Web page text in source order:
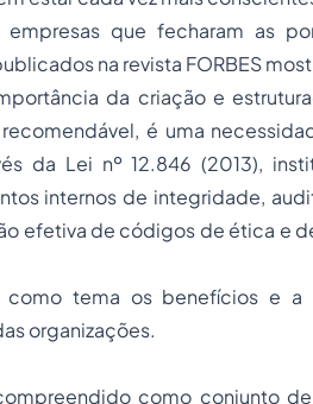
que fecharam as
na revista FORBES
da criação e
é uma
da Lei nº 12.846 (2013),
internos de integridade,
efetiva de códigos de ética e
tema os benefícios e a
organizações.
como conjunto